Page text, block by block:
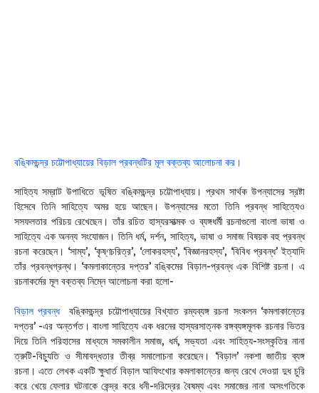
বঙ্কিমচন্দ্র চট্টোপাধ্যায়ের বিড়াল প্রবন্ধটির মূল বক্তব্য আলোচনা কর।
সাহিত্য সম্রাট উপাধিতে ভূষিত বঙ্কিমচন্দ্র চট্টোপাধ্যায়। প্রথম সার্থক উপন্যাসের স্রষ্টা
হিসেবে তিনি সাহিত্যে অমর হয়ে আছেন। উপন্যাসের মতো তিনি প্রবন্ধ সাহিত্যেও
সসফলতার পরিচয় রেখেছেন। তাঁর রচিত হাস্যরসাত্মক ও ব্যঙ্গধর্মী রচনাগুলো বাংলা ভাষা ও
সাহিত্যে এক অনন্য সংযোজন। তিনি ধর্ম, দর্শন, সাহিত্য, ভাষা ও সমাজ বিষয়ক বহু প্রবন্ধ
রচনা করেছেন। ‘সাম্য’, ‘কৃষ্ণচরিত্র’, ‘লোকরহস্য’, ‘বিজ্ঞানরহস্য’, ‘বিবিধ প্রবন্ধ’ ইত্যাদি
তাঁর প্রবন্ধগ্রন্থ। ‘কমলাকান্তের দপ্তর’ বঙ্কিমের বিড়াল-প্রবন্ধ এক বিশিষ্ট রচনা। এ
রচনাকর্মের মূল বক্তব্য নিম্নে আলোচনা করা হলো-
বিড়াল প্রবন্ধ
বঙ্কিমচন্দ্র চট্টোপাধ্যায়ের বিখ্যাত রম্যব্যঙ্গ রচনা সংকলন ‘কমলাকান্তের
দপ্তর’ -এর অন্তর্গত। বাংলা সাহিত্যে এক ধরনের হাস্যরসাত্নক রঙ্গব্যঙ্গমূলক রচনার ভিতর
দিয়ে তিনি পরিহাসের মাধ্যমে সমকালীন সমাজ, ধর্ম, সভ্যতা এবং সাহিত্য-সংস্কৃতির নানা
ত্রুটি-বিচ্যুতি ও সীমাবদ্ধতার তীব্র সমালোচনা করেছেন। ‘বিড়াল’ নকশা জাতীয় ব্যঙ্গ
রচনা। এতে লেখক একটি ক্ষুধার্ত বিড়াল আফিংখোর কমলাকান্তের জন্য রেখে দেওয়া দুধ চুরি
করে খেয়ে ফেলার ঘটনাকে কেন্দ্র করে ধনী-দরিদ্রের বৈষম্য এবং সমাজের নানা অসংগতিকে